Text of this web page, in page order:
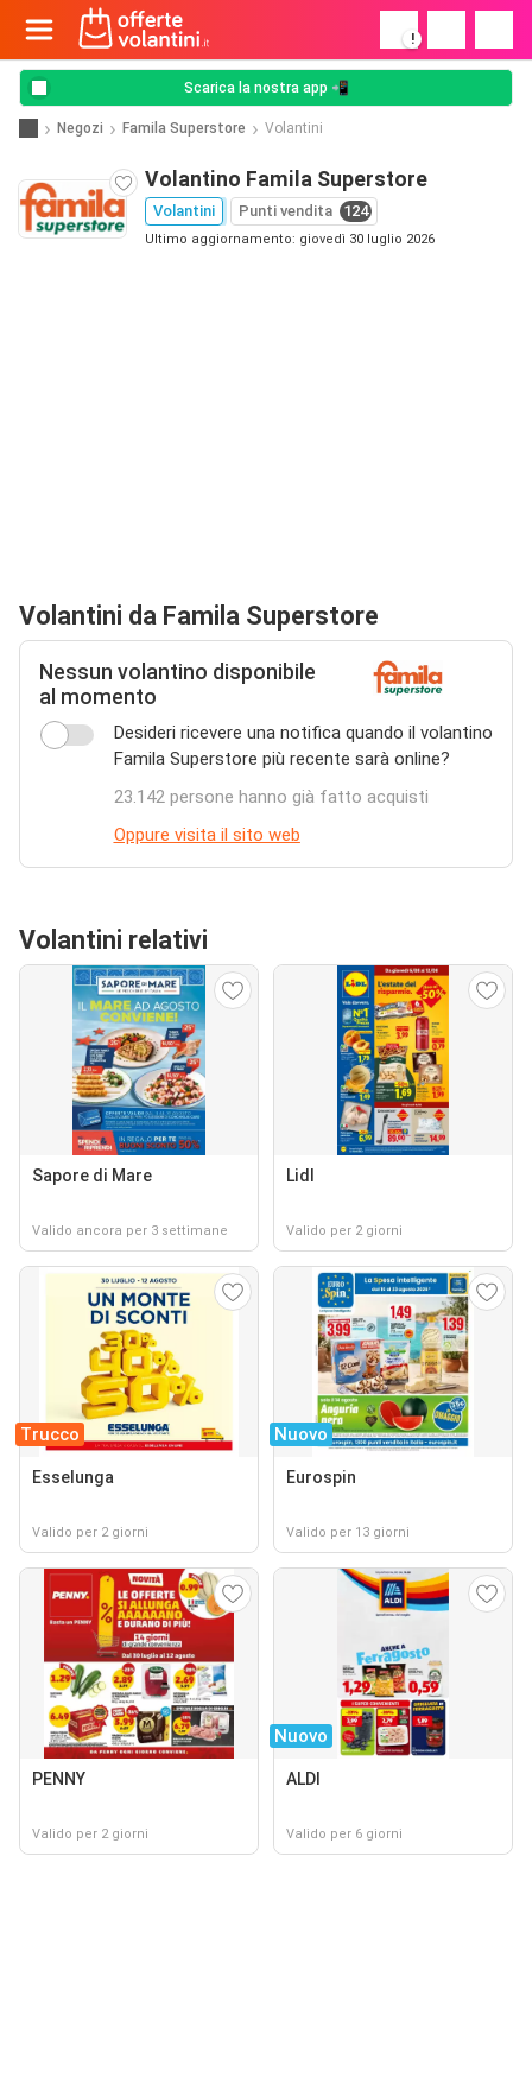
!
Scarica la nostra app 📲
Negozi Famila Superstore Volantini
Volantino Famila Superstore
Volantini Punti vendita 124
Ultimo aggiornamento: giovedì 30 luglio 2026
Volantini da Famila Superstore
Nessun volantino disponibile
al momento
Desideri ricevere una notifica quando il volantino
Famila Superstore più recente sarà online?
23.142 persone hanno già fatto acquisti
Oppure visita il sito web
Volantini relativi
Sapore di Mare
Valido ancora per 3 settimane
Lidl
Valido per 2 giorni
Trucco
Esselunga
Valido per 2 giorni
Nuovo
Eurospin
Valido per 13 giorni
PENNY
Valido per 2 giorni
Nuovo
ALDI
Valido per 6 giorni